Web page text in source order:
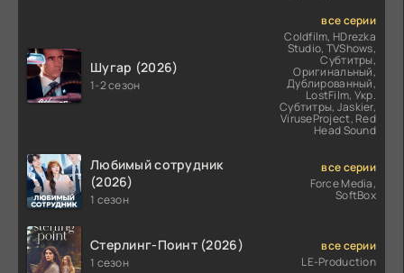
Шугар (2026)
1-2 сезон
все серии
Coldfilm, HDrezka
Studio, TVShows,
Субтитры,
Оригинальный,
Дублированный,
LostFilm, Укр.
Субтитры, Jaskier,
ViruseProject, Red
Head Sound
Любимый сотрудник
(2026)
1 сезон
все серии
Force Media,
SoftBox
Стерлинг-Поинт (2026)
1 сезон
все серии
LE-Production